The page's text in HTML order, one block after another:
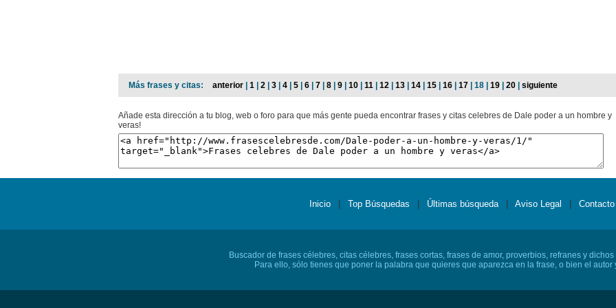
Más frases y citas: anterior 1 2 3 4 5 6 7 8 9 10 11 12 13 14 15 16 17 | 18 | 19 20 siguiente
Añade esta dirección a tu blog, web o foro para que más gente pueda encontrar frases y citas celebres de Dale poder a un hombre y
veras!
Inicio Top Búsquedas Últimas búsqueda Aviso Legal Contacto
Buscador de frases célebres, citas célebres, frases cortas, frases de amor, proverbios, refranes y
Para ello, sólo tienes que poner la palabra que quieres que aparezca en la frase, o bien el autor